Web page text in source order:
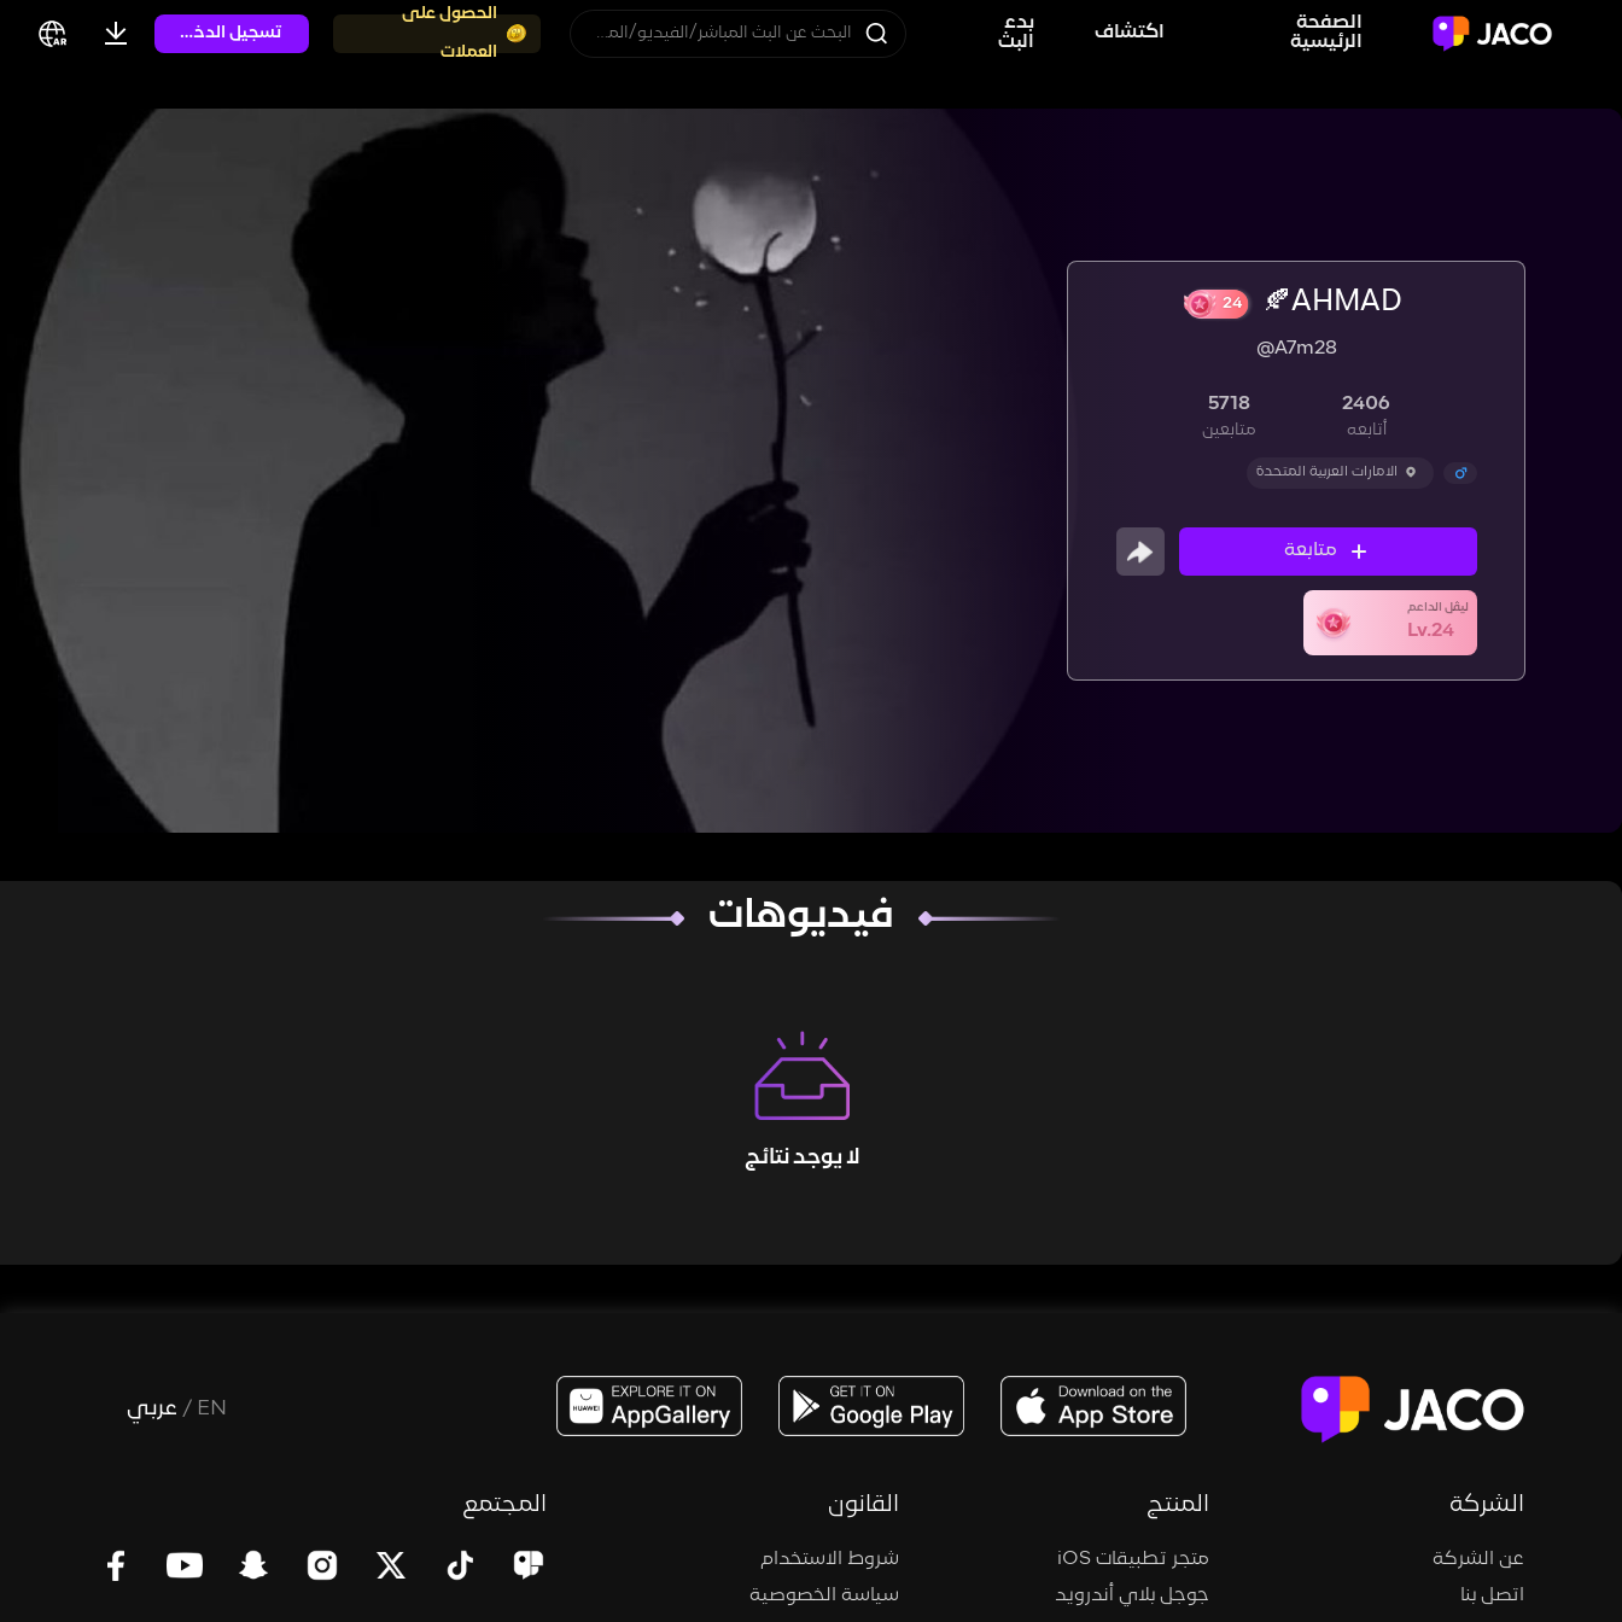
الصفحة
الرئيسية
اكتشاف
بدء
البث
البحث عن البث المباشر/الفيديو/المستخدم
الحصول على
العملات
تسجيل الدخول
AHMAD🍂
@A7m28
2406
أتابعه
5718
متابعين
الامارات العربية المتحدة
متابعة
ليڤل الداعم
Lv.24
فيديوهات
لا يوجد نتائج
EN
/ عربي
الشركة
عن الشركة
اتصل بنا
المنتج
متجر تطبيقات iOS
جوجل بلاي أندرويد
القانون
شروط الاستخدام
سياسة الخصوصية
المجتمع